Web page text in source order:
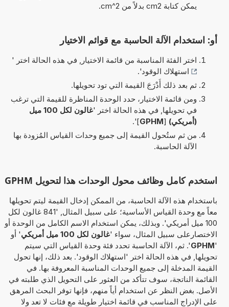
يمكن كتابة cm2 بدلاً من cm^2.
أو: استخدام الآلة الحاسبة مع قوائم الاختيار
اختر الفئة المناسبة من قائمة الاختيار, في هذه الحالة اختر '
استهلاك الوقود'.
ثم بعد ذلك أَدْرَجَ القيمة التي تود تحويلها.
ومن قائمة الاختيار، حدد الوحدة المناظرة للقيمة التي ترغب
في تحويلها, في هذه الحالة اختر '
غالون لكل 100 ميل
(أمريكي) [
GPHM
]'.
من ثم ستُحول القيمة إلى جميع وحدات القياس المُزودة بها
الآلة الحاسبة.
استخدم كامل وظائف محول الوحدات هذا لتحويل GPHM
باستخدام هذه الآلة الحاسبة، من الممكن إدخال القيمة ليتم تحويلها
معاً مع وحدة القياس الأساسية؛ على سبيل المثال, '841 غالون لكل
100 ميل أمريكي'. وبذلك، يمكن استخدام الاسم الكامل من الوحدة أو
الاختصارعلى سبيل المثال، سواء 'غالون لكل 100 ميل أمريكي
' أو
'
GPHM'. ثم، الآلة الحاسبة تحدد فئة وحدة القياس التي سيتم
تحويلها, في هذه الحالة اختر 'استهلاك الوقود'. بعد ذلك، إنها تحول
القيمة المدخلة إلى جميع الوحدات المناسبة المعروفة بها. في
القائمة الناتجة، سوف تتأكد من العثور على التحويل الذي طلبته في
الأصل. بغض النظر عن استخدام أياً منهم، فإنها توفر البحث المرهق
على الإدراج المناسب في قائمة اختيار طويلة مع فئات لا تعد ولا